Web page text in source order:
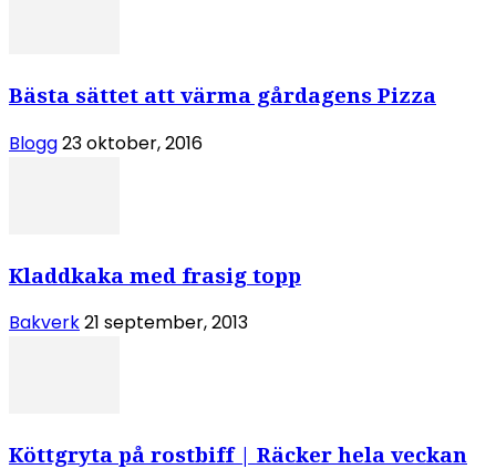
Bästa sättet att värma gårdagens Pizza
Blogg23 oktober, 2016
Kladdkaka med frasig topp
Bakverk21 september, 2013
Köttgryta på rostbiff | Räcker hela veckan